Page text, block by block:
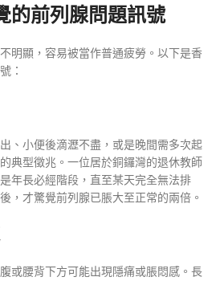
的前列腺問題訊號
明顯，容易被當作普通疲勞。以下是香
：
、小便後滴瀝不盡，或是晚間需多次起
典型徵兆。一位居於銅鑼灣的退休教師
年長必經階段，直至某天完全無法排
，才驚覺前列腺已脹大至正常的兩倍。
或腰背下方可能出現隱痛或脹悶感。長